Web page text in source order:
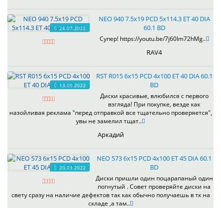
24.07.2022
NEO 940 7.5x19 PCD 5x114.3 ET 40 DIA
60.1 BD
Супер! https://youtu.be/7j60Im72hMg..
RAV4
13.05.2022
RST R015 6x15 PCD 4x100 ET 40 DIA 60.1
BD
Диски красивые, влюбился с первого
взгляда! При покупке, везде как
назойливая реклама "перед отправкой все тщательно проверяется",
увы не замелил тщат..
Аркадий
20.03.2022
NEO 573 6x15 PCD 4x100 ET 45 DIA 60.1
BD
Диски пришли один поцарапаный один
погнутый . Совет проверяйте диски на
свету сразу на наличие дефектов так как обычно получаешь в тк на
складе ,а там..